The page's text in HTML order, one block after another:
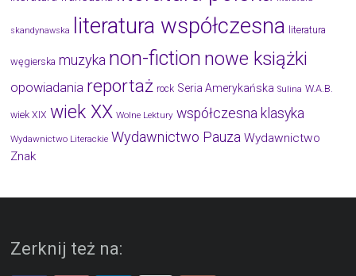
skandynawska literatura współczesna literatura
węgierska muzyka non-fiction nowe książki
opowiadania reportaż rock Seria Amerykańska Sulina W.A.B.
wiek XIX wiek XX Wolne Lektury współczesna klasyka
Wydawnictwo Literackie Wydawnictwo Pauza Wydawnictwo
Znak
Zerknij też na: